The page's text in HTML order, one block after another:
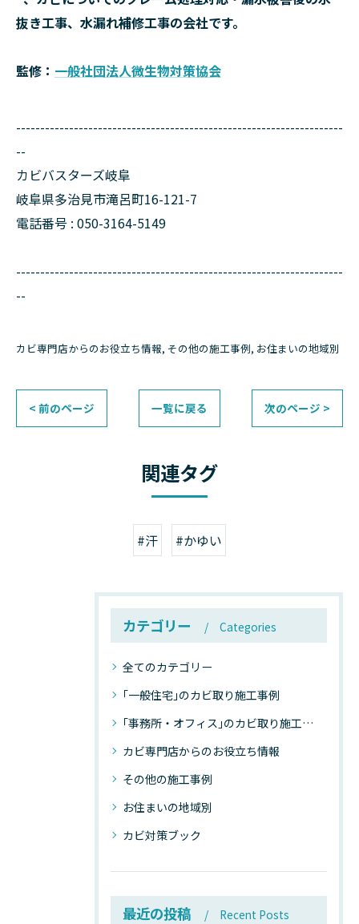
抜き工事、水漏れ補修工事の会社です。
監修： 一般社団法人微生物対策協会
--------------------------------------------------------------------
--
カビバスターズ岐阜
岐阜県多治見市滝呂町16-121-7
電話番号 : 050-3164-5149
--------------------------------------------------------------------
--
カビ専門店からのお役立ち情報 その他の施工事例 お住まいの地域別
< 前のページ 一覧に戻る 次のページ >
関連タグ
#汗 #かゆい
カテゴリー Categories
全てのカテゴリー
｢一般住宅｣のカビ取り施工事例
｢事務所・オフィス｣のカビ取り施工事例
カビ専門店からのお役立ち情報
その他の施工事例
お住まいの地域別
カビ対策ブック
最近の投稿 Recent Posts